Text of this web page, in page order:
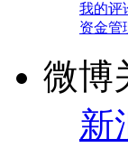
我的评
资金管
微博
新